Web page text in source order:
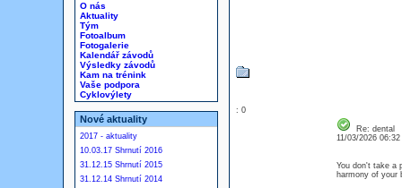
O nás
Aktuality
Tým
Fotoalbum
Fotogalerie
Kalendář závodů
Výsledky závodů
Kam na trénink
Vaše podpora
Cyklovýlety
Nové aktuality
2017 - aktuality
10.03.17 Shrnutí 2016
31.12.15 Shrnutí 2015
31.12.14 Shrnutí 2014
: 0
Re: dental
11/03/2026
You don't take a
harmony of your